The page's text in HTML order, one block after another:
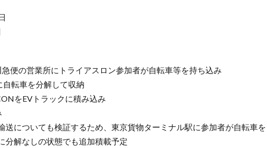
急便の営業所にトライアスロン参加者が自転車等を持ち込み
自転車を分解して収納
をEVトラックに積み込み
についても検証するため、東京貨物ターミナル駅に参加者が自転車を
分解なしの状態でも追加積載予定